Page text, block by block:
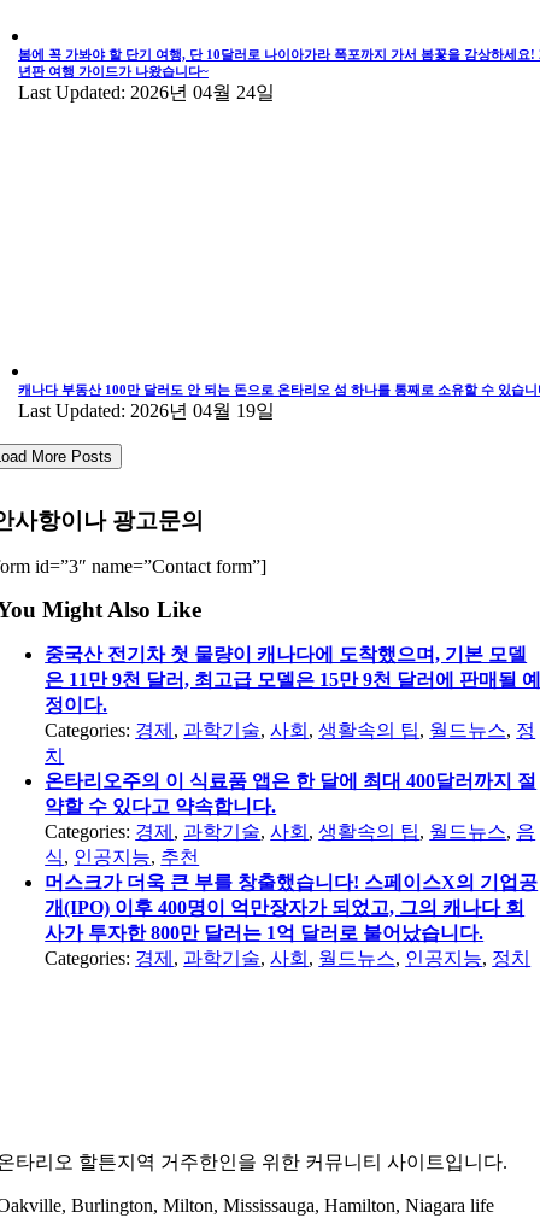
봄에 꼭 가봐야 할 단기 여행, 단 10달러로 나이아가라 폭포까지 가서 봄꽃을 감상하세요!
년판 여행 가이드가 나왔습니다~
Last Updated: 2026년 04월 24일
캐나다 부동산 100만 달러도 안 되는 돈으로 온타리오 섬 하나를 통째로 소유할 수 있습니
Last Updated: 2026년 04월 19일
More Posts
사항이나 광고문의
id=”3″ name=”Contact form”]
Might Also Like
중국산 전기차 첫 물량이 캐나다에 도착했으며, 기본 모델
은 11만 9천 달러, 최고급 모델은 15만 9천 달러에 판매될
정이다.
Categories: 경제 ,과학기술,사회 ,생활속의 팁, 월드뉴스, 정
치
온타리오주의 이 식료품 앱은 한 달에 최대 400달러까지 절
약할 수 있다고 약속합니다.
Categories: 경제 ,과학기술,사회 ,생활속의 팁, 월드뉴스, 음
식, 인공지능, 추천
머스크가 더욱 큰 부를 창출했습니다! 스페이스X의 기업공
개(IPO) 이후 400명이 억만장자가 되었고, 그의 캐나다 회
사가 투자한 800만 달러는 1억 달러로 불어났습니다.
Categories: 경제 ,과학기술,사회 , 월드뉴스, 인공지능, 정치
타리오 할튼지역 거주한인을 위한 커뮤니티 사이트입니다.
Burlington, Milton, Mississauga, Hamilton, Niagara life